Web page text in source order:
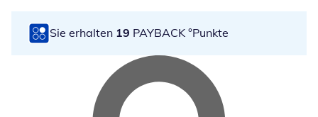
Sie erhalten 19 PAYBACK °Punkte